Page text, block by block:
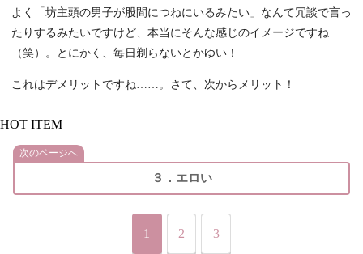
よく「坊主頭の男子が股間につねにいるみたい」なんて冗談で言っ
たりするみたいですけど、本当にそんな感じのイメージですね
（笑）。とにかく、毎日剃らないとかゆい！
これはデメリットですね……。さて、次からメリット！
HOT ITEM
次のページへ
３．エロい
1 2 3